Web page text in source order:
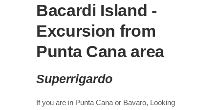
Bacardi Island -
Excursion from
Punta Cana area
Superrigardo
If you are in Punta Cana or Bavaro, Looking